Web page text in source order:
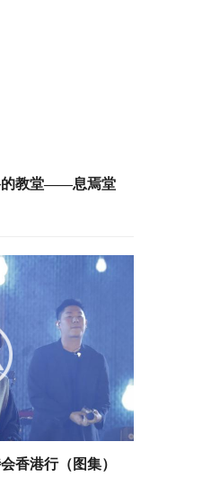
的教堂——息焉堂
香港行（图集）